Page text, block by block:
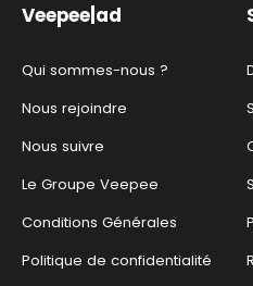
Veepee|ad
Qui sommes-nous ?
Nous rejoindre
Nous suivre
Le Groupe Veepee
Conditions Générales
Politique de confidentialité